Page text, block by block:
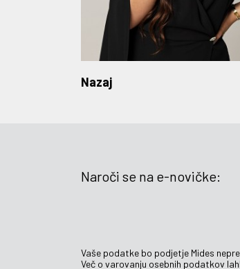
Nazaj
Naroči se na e-novičke:
Vaše podatke bo podjetje Mides
Več o varovanju osebnih podatkov